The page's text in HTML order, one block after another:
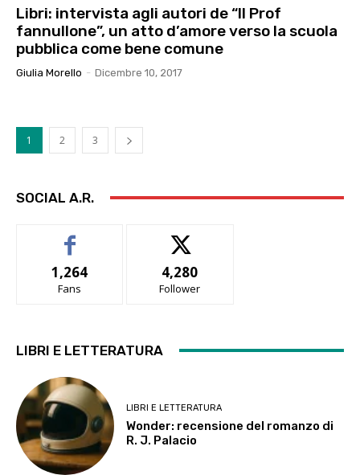
Libri: intervista agli autori de “Il Prof
fannullone”, un atto d’amore verso la scuola
pubblica come bene comune
Giulia Morello - Dicembre 10, 2017
1 2 3
SOCIAL A.R.
1,264
Fans
4,280
Follower
LIBRI E LETTERATURA
LIBRI E LETTERATURA
Wonder: recensione del romanzo di
R. J. Palacio